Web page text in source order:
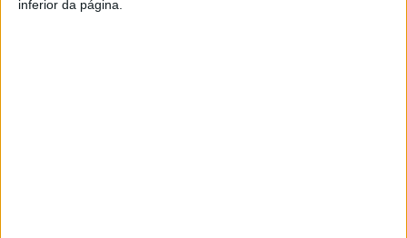
inferior da página.
guiadas, workshops, encontros com colecionadores e